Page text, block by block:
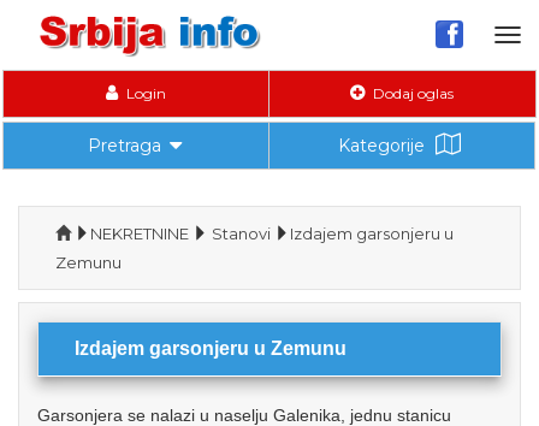
Login Dodaj oglas
Pretraga Kategorije
NEKRETNINE Stanovi
Izdajem garsonjeru u
Zemunu
Izdajem garsonjeru u Zemunu
Garsonjera se nalazi u naselju Galenika, jednu stanicu